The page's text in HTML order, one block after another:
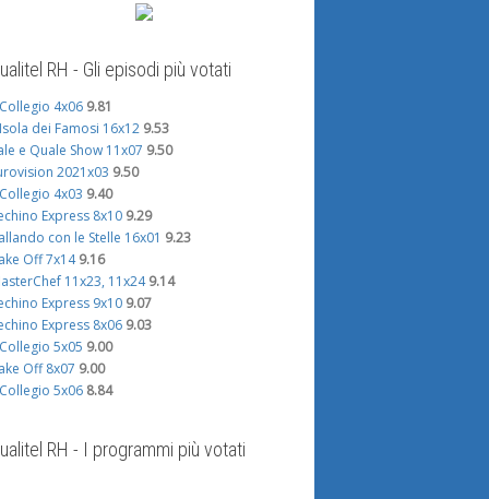
RH - Gli episodi più votati
4x06 9.81
dei Famosi 16x12 9.53
e Quale Show 11x07 9.50
2021x03 9.50
4x03 9.40
Express 8x10 9.29
con le Stelle 16x01 9.23
Off 7x14 9.16
11x23, 11x24 9.14
Express 9x10 9.07
Express 8x06 9.03
5x05 9.00
Off 8x07 9.00
5x06 8.84
RH - I programmi più votati